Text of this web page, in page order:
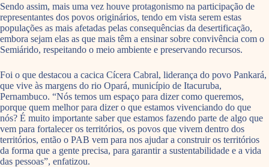
Sendo assim, mais uma vez houve protagonismo na participação de
representantes dos povos originários, tendo em vista serem estas
populações as mais afetadas pelas consequências da desertificação,
embora sejam elas as que mais têm a ensinar sobre convivência com o
Semiárido, respeitando o meio ambiente e preservando recursos.
Foi o que destacou a cacica Cícera Cabral, liderança do povo Pankará,
que vive às margens do rio Opará, município de Itacuruba,
Pernambuco. “Nós temos um espaço para dizer como queremos,
porque quem melhor para dizer o que estamos vivenciando do que
nós? É muito importante saber que estamos fazendo parte de algo que
vem para fortalecer os territórios, os povos que vivem dentro dos
territórios, então o PAB vem para nos ajudar a construir os territórios
da forma que a gente precisa, para garantir a sustentabilidade e a vida
das pessoas”, enfatizou.